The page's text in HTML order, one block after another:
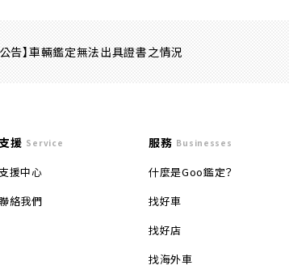
公告】車輛鑑定無法出具證書之情況
援 Service
支援中心
絡我們
服務 Businesses
什麼是Goo鑑定？
找好車
找好店
找海外車